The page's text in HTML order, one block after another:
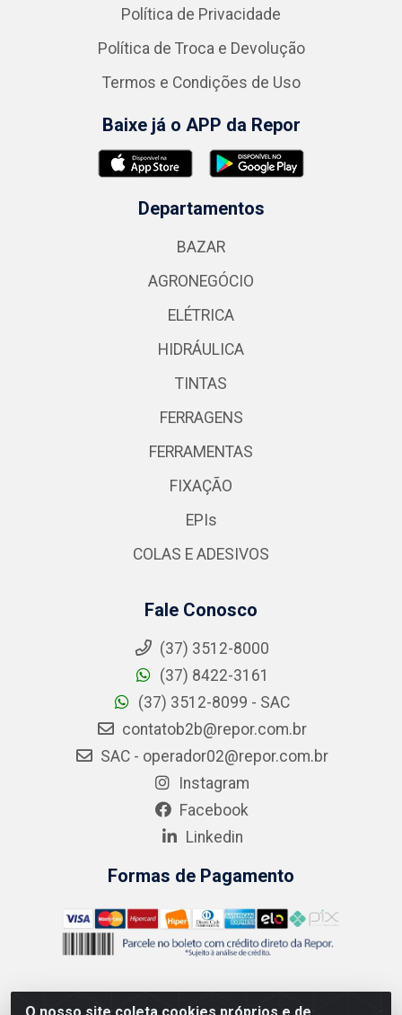
Política de Privacidade
Política de Troca e Devolução
Termos e Condições de Uso
Baixe já o APP da Repor
Departamentos
BAZAR
AGRONEGÓCIO
ELÉTRICA
HIDRÁULICA
TINTAS
FERRAGENS
FERRAMENTAS
FIXAÇÃO
EPIs
COLAS E ADESIVOS
Fale Conosco
(37) 3512-8000
(37) 8422-3161
(37) 3512-8099 - SAC
contatob2b@repor.com.br
SAC - operador02@repor.com.br
Instagram
Facebook
Linkedin
Formas de Pagamento